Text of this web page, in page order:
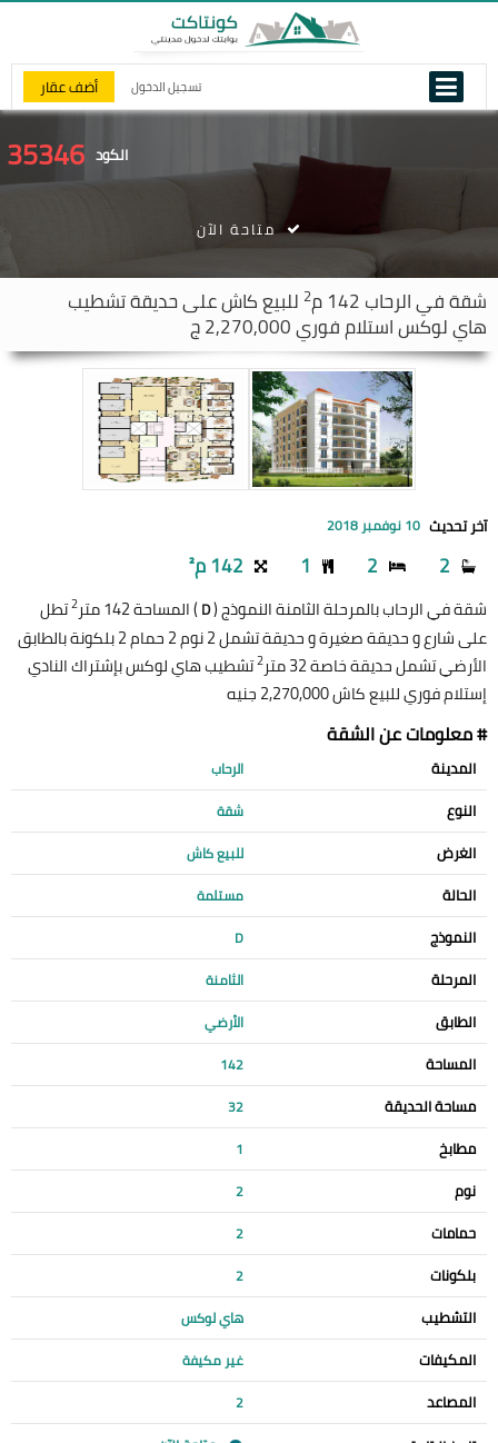
تسجيل الدخول أضف عقار
الكود 35346
شقة فيالرحاب 2 للبيع كاش على حديقة تشطيب
هاي لوكس استلام فوري 2,270,000 ج
متاحة الآن
آخر تحديث 10 نوفمبر 2018
2
2
1 142 م²
شقة في الرحاب بالمرحلة الثامنة النموذج (D) المساحة 142 متر 2تطل
على شارع و حديقة صغيرة و حديقة تشمل 2 نوم 2 حمام 2 بلكونة بالطابق
الأرضي تشمل حديقة خاصة 32 متر
2تشطيب هاي لوكس بإشتراك النادي
إستلام فوري للبيع كاش 2,270,000 جنيه
# معلومات عن الشقة
المدينة الرحاب
النوع شقة
الغرض للبيع كاش
الحالة مستلمة
النموذج D
المرحلة الثامنة
الطابق الأرضي
المساحة 142
مساحة الحديقة 32
مطابخ 1
نوم 2
حمامات 2
بلكونات 2
التشطيب هاي لوكس
المكيفات غير مكيفة
المصاعد 2